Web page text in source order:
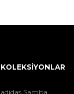
KOLEKSİYONLAR
adidas Samba